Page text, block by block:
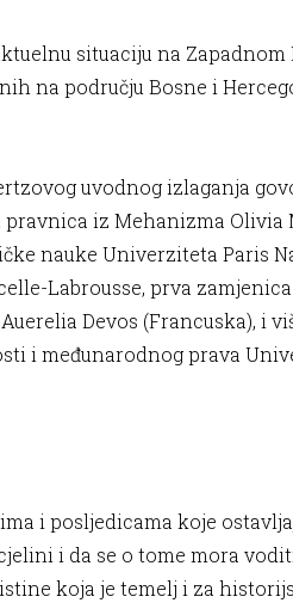
situaciju na
na području Bosne i
uvodnog izlaganja
pravnica iz Mehanizma
nauke Univerziteta Paris
Labrousse, prva
Devos (Francuska), i
i međunarodnog prava
i posljedicama koje
i da se o tome mora
koja je temelj i za